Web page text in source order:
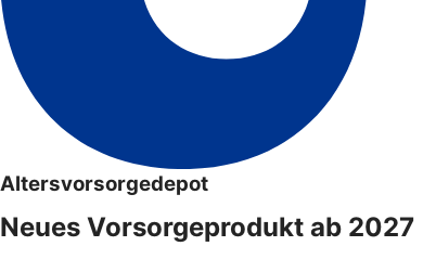
Altersvorsorgedepot
Neues Vorsorgeprodukt ab 2027